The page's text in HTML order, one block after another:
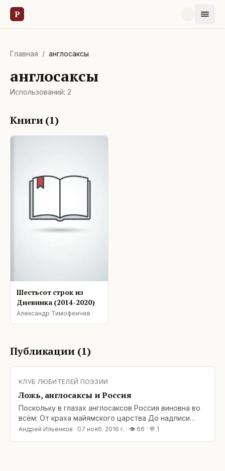
Р
Главная / англосаксы
англосаксы
Использований: 2
Книги (1)
Шестьсот строк из
Дневника (2014-2020)
Александр Тимофеичев
Публикации (1)
КЛУБ ЛЮБИТЕЛЕЙ ПОЭЗИИ
Ложь, англосаксы и Россия
Поскольку в глазах англосаксов Россия виновна во
всём: От краха майямского царства До надписи
скверной гвоздём; В Париже прокапал ли дождик
Андрей Ильенков · 07 нояб. 2016 г. · 👁 66 · 💬 1